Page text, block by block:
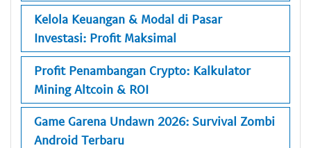
Kelola Keuangan & Modal di Pasar
Investasi: Profit Maksimal
Profit Penambangan Crypto: Kalkulator
Mining Altcoin & ROI
Game Garena Undawn 2026: Survival Zombi
Android Terbaru